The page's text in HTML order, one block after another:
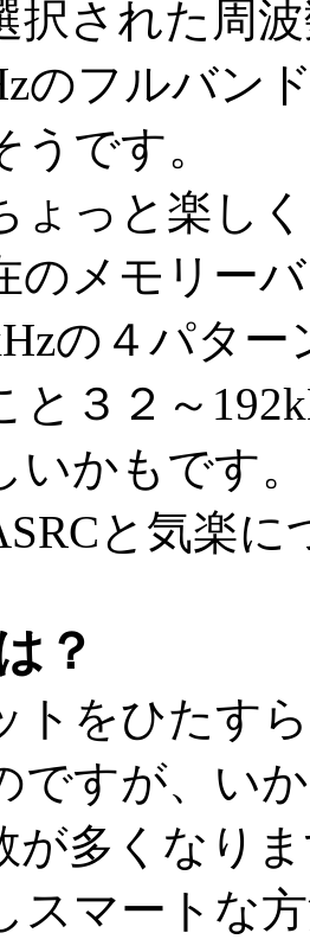
択された周
のフルバン
です。
ょっと楽し
のメモリー
の４パタ
と３２～
いかもです。
と気楽
？
トをひたす
ですが、い
が多くなり
スマートな